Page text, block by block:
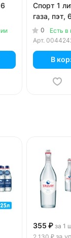
Спорт 1
газа, пэт,
уп.0
Есть в
Арт.
В
355 ₽ за 1
за